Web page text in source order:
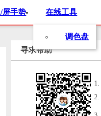
屏手势 在线工具
调色盘
寻求帮助